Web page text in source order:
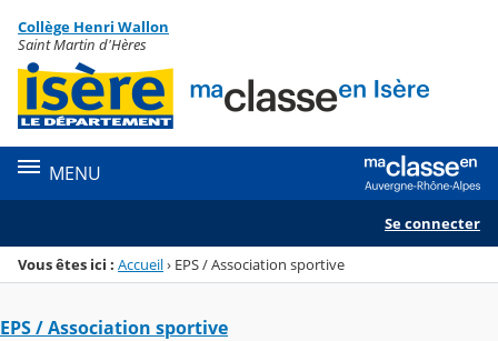
Menu de la rubrique
Contenu
Collège Henri Wallon
Saint Martin d'Hères
MENU
Se connecter
Vous êtes ici : Accueil› EPS / Association sportive
EPS / Association sportive